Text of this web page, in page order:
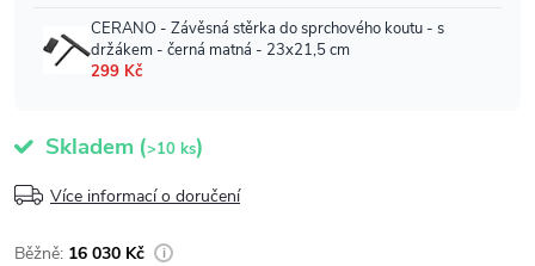
Skladem (>10 ks)
Více informací o doručení
16 030 Kč